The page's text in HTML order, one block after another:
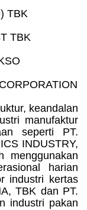
TBK
TBK
keandalan
manufaktur
seperti PT.
INDUSTRY,
menggunakan
harian
industri kertas
TBK dan PT.
industri pakan